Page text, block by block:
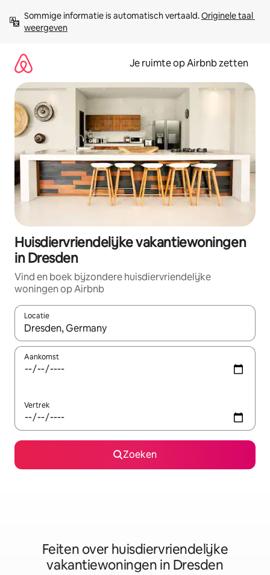
direct
naar
Sommige informatie is automatisch vertaald. Originele taal
weergeven
Je ruimte op Airbnb zetten
Huisdiervriendelijke vakantiewoningen
in Dresden
Vind en boek bijzondere huisdiervriendelijke
woningen op Airbnb
Locatie
Wanneer er suggesties beschikbaar zijn, maak je een keuze
Aankomst
Vertrek
Zoeken
Feiten over huisdiervriendelijke
vakantiewoningen in Dresden